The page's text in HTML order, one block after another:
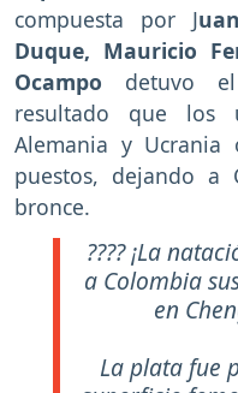
compuesta por J
Duque, Mauricio
Ocampo detuvo el
resultado que los
Alemania y Ucrania
puestos, dejando a
bronce.
???? ¡La
a Colombia
en
La plata fue